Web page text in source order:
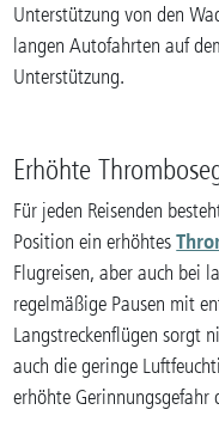
Unterstützung von den
langen Autofahrten auf
Unterstützung.
Erhöhte
Für jeden Reisenden
Position ein erhöhtes
Flugreisen, aber auch bei
regelmäßige Pausen mit
Langstreckenflügen sorgt
auch die geringe
erhöhte Gerinnungsgefahr